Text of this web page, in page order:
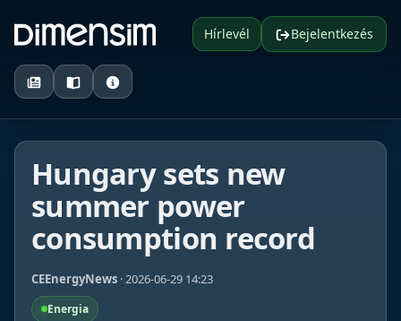
Hírlevél Bejelentkezés
Hungary sets new
summer power
consumption record
CEEnergyNews · 2026-06-29 14:23
Energia